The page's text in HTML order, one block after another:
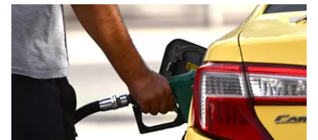
Ikusmiran
Eguraldia